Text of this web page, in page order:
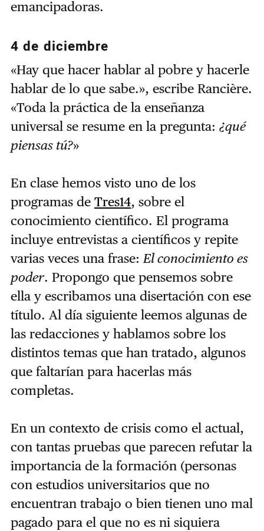
emancipadoras.
4 de diciembre
«Hay que hacer hablar al pobre y hacerle
hablar de lo que sabe.», escribe Rancière.
«Toda la práctica de la enseñanza
universal se resume en la pregunta: ¿qué
piensas tú?»
En clase hemos visto uno de los
programas de Tres14, sobre el
conocimiento científico. El programa
incluye entrevistas a científicos y repite
varias veces una frase:El conocimiento es
poder. Propongo que pensemos sobre
ella y escribamos una disertación con ese
título. Al día siguiente leemos algunas de
las redacciones y hablamos sobre los
distintos temas que han tratado, algunos
que faltarían para hacerlas más
completas.
En un contexto de crisis como el actual,
con tantas pruebas que parecen refutar la
importancia de la formación (personas
con estudios universitarios que no
encuentran trabajo o bien tienen uno mal
pagado para el que no es ni siquiera